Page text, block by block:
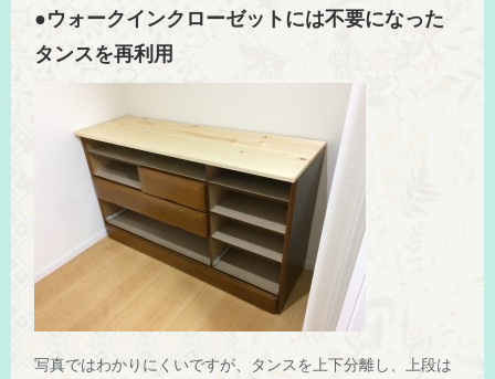
●ウォークインクローゼットには不要になった
タンスを再利用
写真ではわかりにくいですが、タンスを上下分離し、上段は